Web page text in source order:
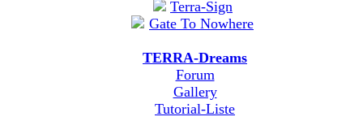
TERRA-Dreams
Forum
Gallery
Tutorial-Liste